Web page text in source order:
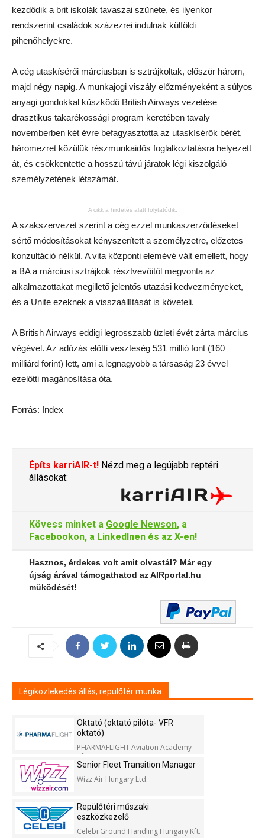
kezdődik a brit iskolák tavaszai szünete, és ilyenkor
rendszerint családok százezrei indulnak külföldi
pihenőhelyekre.
A cég utaskísérői márciusban is sztrájkoltak, először három,
majd négy napig. A munkajogi viszály előzményeként a súlyos
anyagi gondokkal küszködő British Airways vezetése
drasztikus takarékossági program keretében tavaly
novemberben két évre befagyasztotta az utaskísérők bérét,
háromezret közülük részmunkaidős foglalkoztatásra helyezett
át, és csökkentette a hosszú távú járatok légi kiszolgáló
személyzetének létszámát.
A cikk a hirdetés alatt folytatódik.
A szakszervezet szerint a cég ezzel munkaszerződéseket
sértő módosításokat kényszerített a személyzetre, előzetes
konzultáció nélkül. A vita központi elemévé vált emellett, hogy
a BA a márciusi sztrájkok résztvevőitől megvonta az
alkalmazottakat megillető jelentős utazási kedvezményeket,
és a Unite ezeknek a visszaállítását is követeli.
A British Airways eddigi legrosszabb üzleti évét zárta március
végével. Az adózás előtti veszteség 531 millió font (160
milliárd forint) lett, ami a legnagyobb a társaság 23 évvel
ezelőtti magánosítása óta.
Forrás: Index
Építs karriAIR-t! Nézd meg a legújabb reptéri
állásokat:
Kövess minket a Google Newson, a
Facebookon, a LinkedInen és az X-en!
Hasznos, érdekes volt amit olvastál? Már egy
újság árával támogathatod az AIRportal.hu
működését!
Légiközlekedés állás, repülőtér munka
Oktató (oktató pilóta- VFR
oktató)
PHARMAFLIGHT Aviation Academy
Kft.
Senior Fleet Transition Manager
Wizz Air Hungary Ltd.
Repülőtéri műszaki
eszközkezelő
Celebi Ground Handling Hungary Kft.